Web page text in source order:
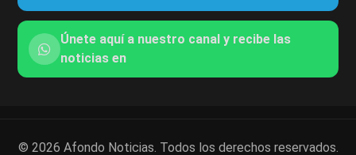
Únete aquí a nuestro canal y recibe las
noticias en
© 2026 Afondo Noticias. Todos los derechos reservados.